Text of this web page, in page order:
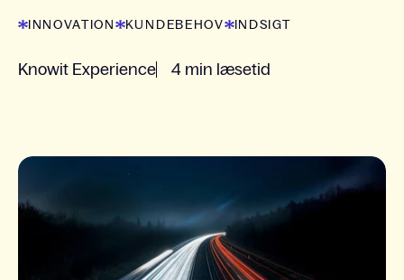
INNOVATION KUNDEBEHOV INDSIGT
Knowit Experience 4 min læsetid